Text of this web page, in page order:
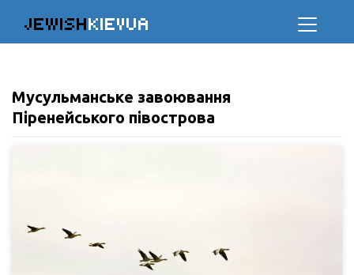
JEWISHKIEVUA
Мусульманське завоювання
Піренейського півострова